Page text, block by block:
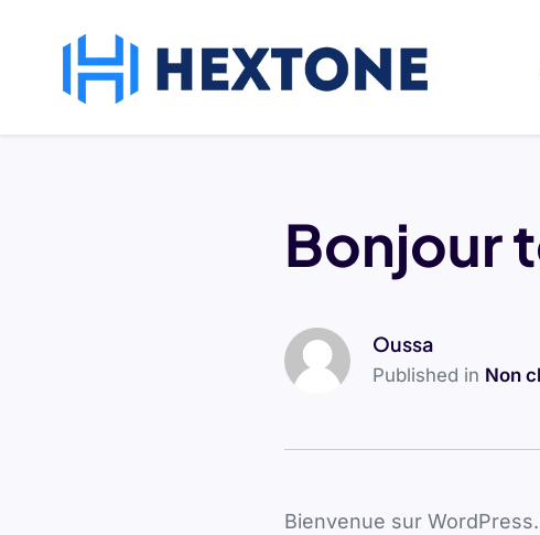
Bonjour
Oussa
Published in Non
Bienvenue sur